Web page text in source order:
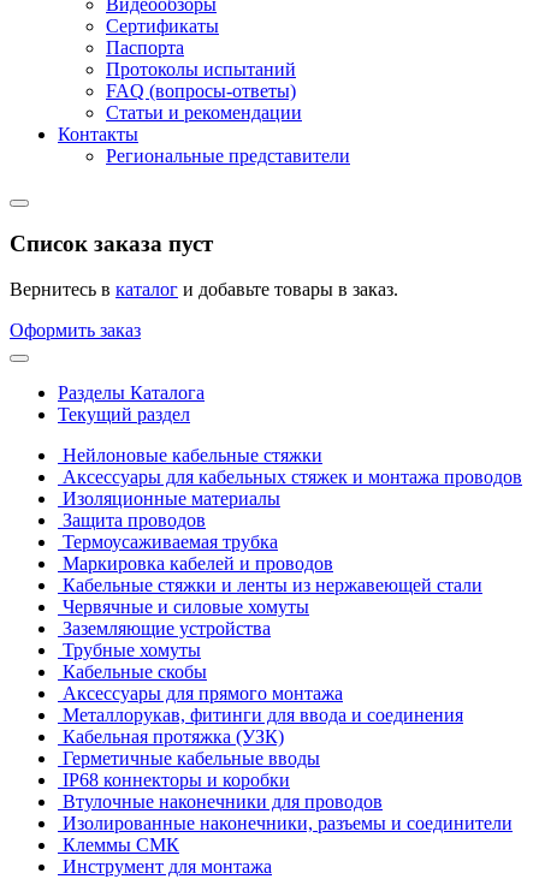
Сертификаты
Паспорта
Протоколы испытаний
FAQ (вопросы-ответы)
Статьи и рекомендации
Контакты
Региональные представители
Список заказа пуст
Вернитесь в каталог и добавьте товары в заказ.
Оформить заказ
Разделы Каталога
Текущий раздел
Нейлоновые кабельные стяжки
Аксессуары для кабельных стяжек и монтажа проводов
Изоляционные материалы
Защита проводов
Термоусаживаемая трубка
Маркировка кабелей и проводов
Кабельные стяжки и ленты из нержавеющей стали
Червячные и силовые хомуты
Заземляющие устройства
Трубные хомуты
Кабельные скобы
Аксессуары для прямого монтажа
Металлорукав, фитинги для ввода и соединения
Кабельная протяжка (УЗК)
Герметичные кабельные вводы
IP68 коннекторы и коробки
Втулочные наконечники для проводов
Изолированные наконечники, разъемы и соединители
Клеммы СМК
Инструмент для монтажа